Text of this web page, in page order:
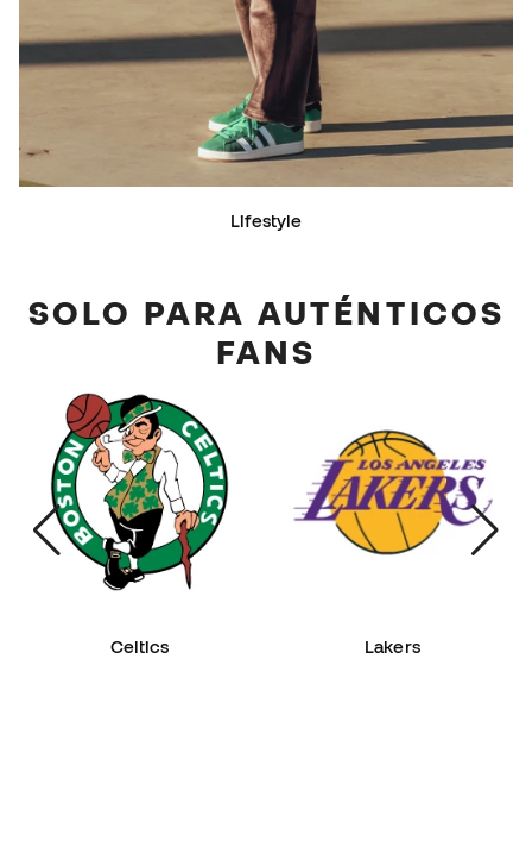
Lifestyle
SOLO PARA AUTÉNTICOS
FANS
Celtics Lakers